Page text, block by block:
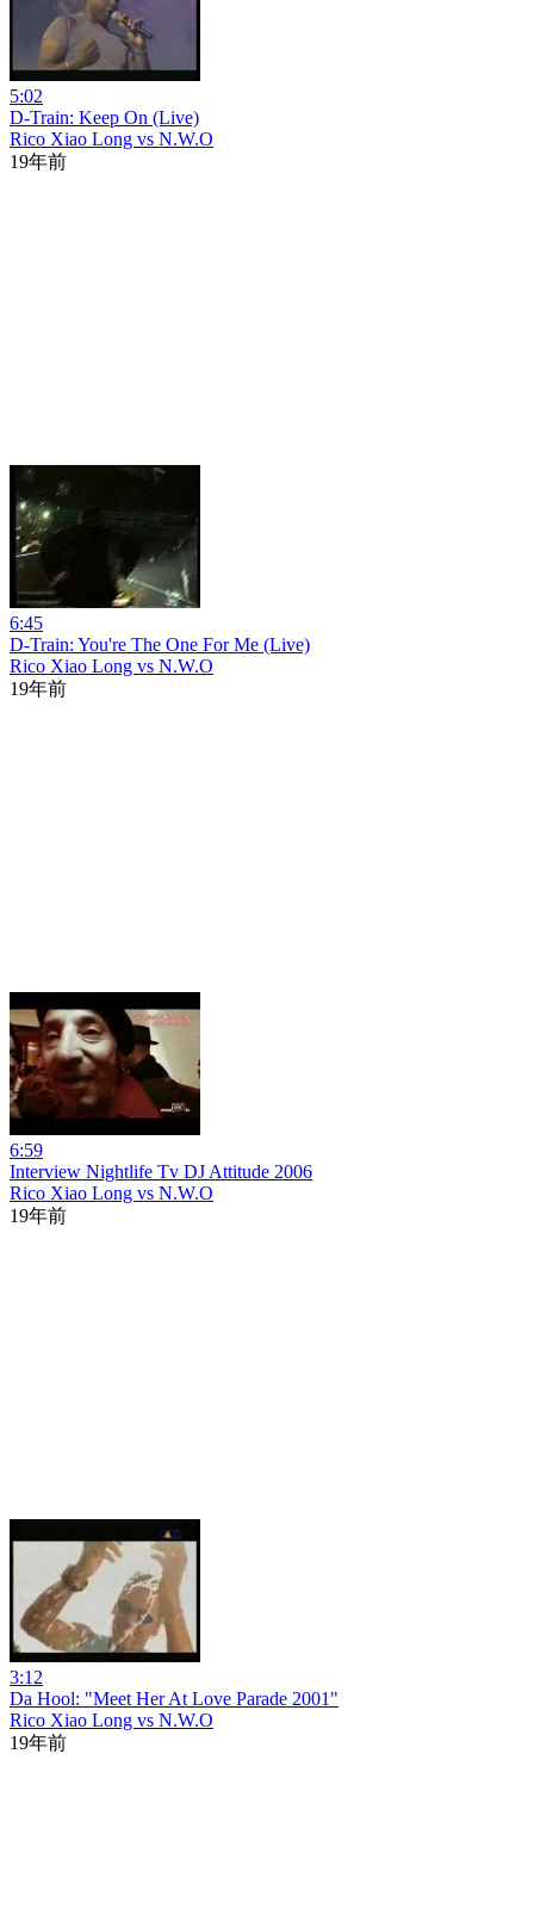
5:02
D-Train: Keep On (Live)
Rico Xiao Long vs N.W.O
19年前
6:45
D-Train: You're The One For Me (Live)
Rico Xiao Long vs N.W.O
19年前
6:59
Interview Nightlife Tv DJ Attitude 2006
Rico Xiao Long vs N.W.O
19年前
3:12
Da Hool: "Meet Her At Love Parade 2001"
Rico Xiao Long vs N.W.O
19年前